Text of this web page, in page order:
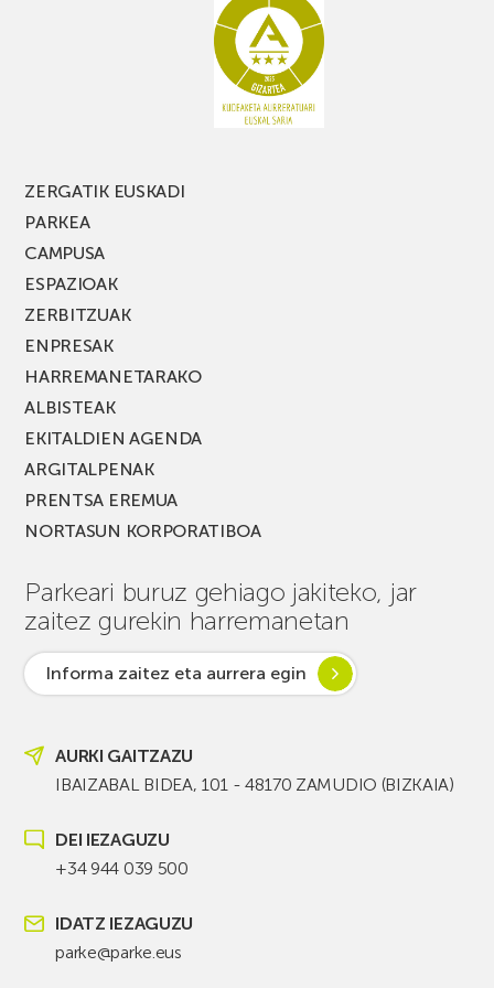
ZERGATIK EUSKADI
PARKEA
CAMPUSA
ESPAZIOAK
ZERBITZUAK
ENPRESAK
HARREMANETARAKO
ALBISTEAK
EKITALDIEN AGENDA
ARGITALPENAK
PRENTSA EREMUA
NORTASUN KORPORATIBOA
Parkeari buruz gehiago jakiteko, jar
zaitez gurekin harremanetan
Informa zaitez eta aurrera egin
AURKI GAITZAZU
IBAIZABAL BIDEA, 101 - 48170 ZAMUDIO (BIZKAIA)
DEI IEZAGUZU
+34 944 039 500
IDATZ IEZAGUZU
parke@parke.eus